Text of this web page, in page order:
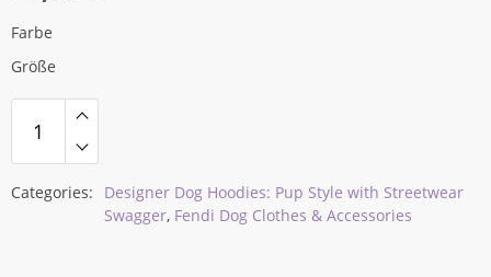
Farbe
Größe
Categories:
Designer Dog Hoodies: Pup Style with Streetwear
Swagger, Fendi Dog Clothes & Accessories